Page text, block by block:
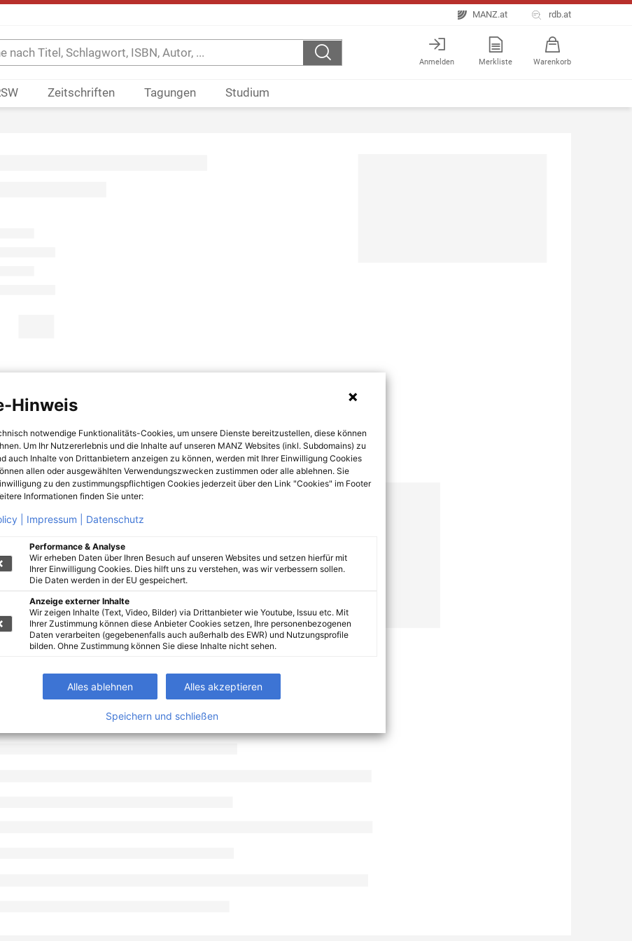
MANZ.at rdb.at
Anmelden Merkliste Warenkorb
Zeitschriften Tagungen Studium
Hinweis
notwendige Funktionalitäts-Cookies, um unsere Dienste bereitzustellen, diese können
Um Ihr Nutzererlebnis und die Inhalte auf unseren MANZ Websites (inkl. Subdomains) zu
auch Inhalte von Drittanbietern anzeigen zu können, werden mit Ihrer Einwilligung Cookies
allen oder ausgewählten Verwendungszwecken zustimmen oder alle ablehnen. Sie
zu den zustimmungspflichtigen Cookies jederzeit über den Link "Cookies" im Footer
Informationen finden Sie unter:
| Impressum | Datenschutz
Performance & Analyse
Wir erheben Daten über Ihren Besuch auf unseren Websites und setzen hierfür mit
Ihrer Einwilligung Cookies. Dies hilft uns zu verstehen, was wir verbessern sollen.
Die Daten werden in der EU gespeichert.
Anzeige externer Inhalte
Wir zeigen Inhalte (Text, Video, Bilder) via Drittanbieter wie Youtube, Issuu etc. Mit
Ihrer Zustimmung können diese Anbieter Cookies setzen, Ihre personenbezogenen
Daten verarbeiten (gegebenenfalls auch außerhalb des EWR) und Nutzungsprofile
bilden. Ohne Zustimmung können Sie diese Inhalte nicht sehen.
Alles ablehnen Alles akzeptieren
Speichern und schließen